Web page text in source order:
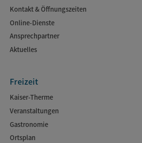
Kontakt & Öffnungszeiten
Online-Dienste
Ansprechpartner
Aktuelles
Freizeit
Kaiser-Therme
Veranstaltungen
Gastronomie
Ortsplan